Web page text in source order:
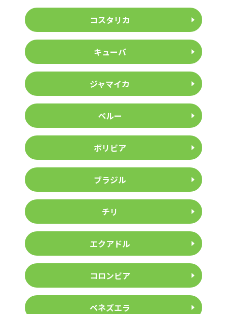
コスタリカ
キューバ
ジャマイカ
ペルー
ボリビア
ブラジル
チリ
エクアドル
コロンビア
ベネズエラ